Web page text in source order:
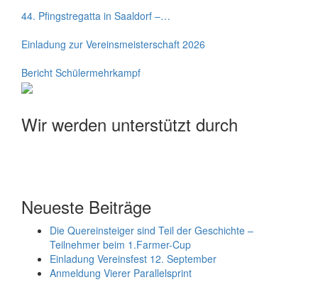
44. Pfingstregatta in Saaldorf –…
Einladung zur Vereinsmeisterschaft 2026
Bericht Schülermehrkampf
Wir werden unterstützt durch
Neueste Beiträge
Die Quereinsteiger sind Teil der Geschichte –
Teilnehmer beim 1.Farmer-Cup
Einladung Vereinsfest 12. September
Anmeldung Vierer Parallelsprint